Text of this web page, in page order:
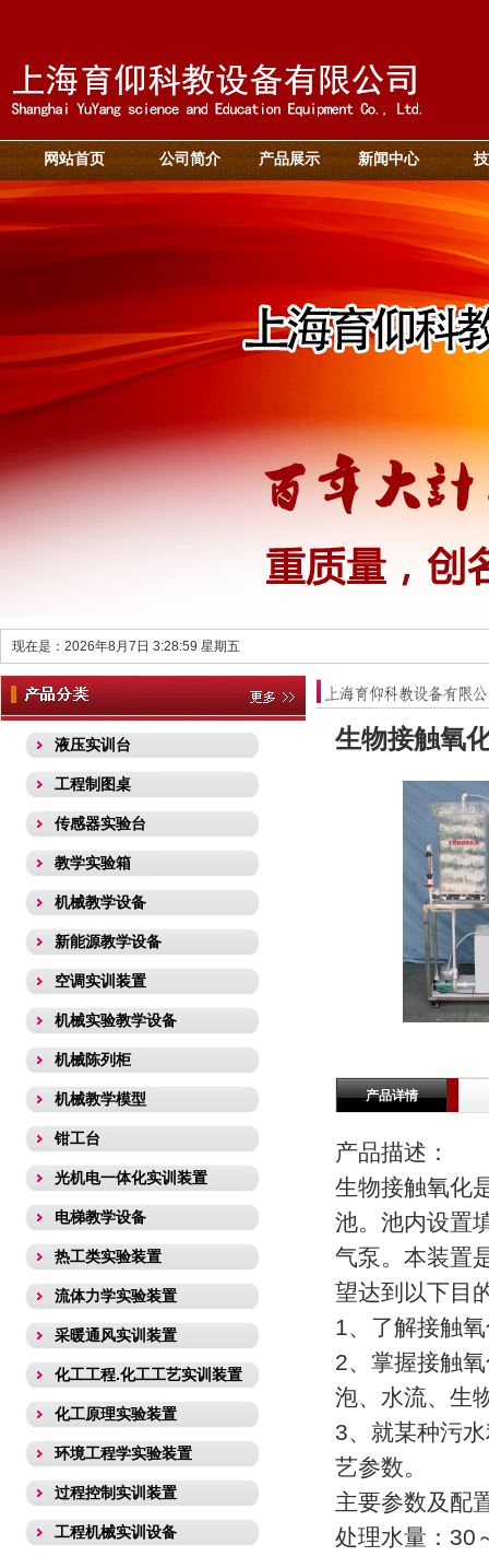
网站首页 公司简介 产品展示 新闻中心
现在是：2026年8月7日 3:28:59 星期五
生物接触氧
产品详情
产品描述：
生物接触氧化
池。池内设置
气泵。本装置
望达到以下目
1、了解接触
2、掌握接触
泡、水流、生
3、就某种污
艺参数。
主要参数及配
处理水量：30
液压实训台
工程制图桌
传感器实验台
教学实验箱
机械教学设备
新能源教学设备
空调实训装置
机械实验教学设备
机械陈列柜
机械教学模型
钳工台
光机电一体化实训装置
电梯教学设备
热工类实验装置
流体力学实验装置
采暖通风实训装置
化工工程.化工工艺实训装置
化工原理实验装置
环境工程学实验装置
过程控制实训装置
工程机械实训设备